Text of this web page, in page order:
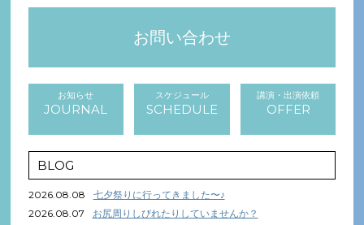
お問い合わせ
お知らせ
JOURNAL
スケジュール
SCHEDULE
講演・出演依頼
OFFER
BLOG
2026.08.08
七夕祭りに行ってきました〜♪
2026.08.07
お尻周りしびれたりしていませんか？